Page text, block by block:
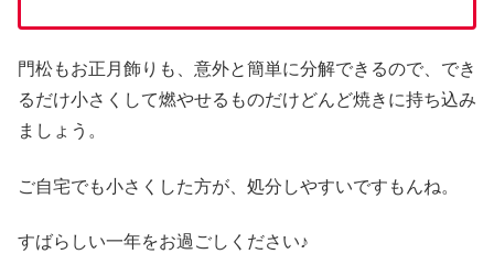
門松もお正月飾りも、意外と簡単に分解できるので、でき
るだけ小さくして燃やせるものだけどんど焼きに持ち込み
ましょう。
ご自宅でも小さくした方が、処分しやすいですもんね。
すばらしい一年をお過ごしください♪